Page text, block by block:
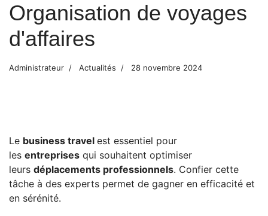
Organisation de voyages
d'affaires
Administrateur Actualités 28 novembre 2024
Le business travel est essentiel pour
les entreprises qui souhaitent optimiser
leurs déplacements professionnels. Confier cette
tâche à des experts permet de gagner en efficacité et
en sérénité.